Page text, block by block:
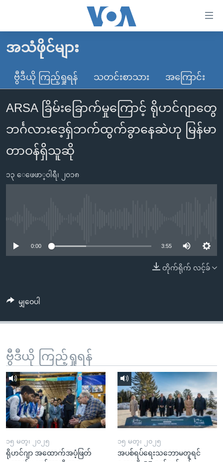
လွယ်ကူ
သည့်
များ
ပင်မ
အကြောင်းအရာ
ကျော်
ကြည့်
ရှာဖွေ
နေရာ
သို့
ကျော်
ရန်
မူလစာမျက်နှာ
မြန်မာ
ကမ္ဘာ့သတင်းများ
နိုင်ငံတကာ
အမေရိကန်
တရုတ်
အစ္စရေး-ပါလက်စတိုင်း
ဗွီဒီယို
သတင်းလွတ်လပ်ခွင့်
ရပ်ဝန်းတခု လမ်းတခု အလွန်
အင်္ဂလိပ်စာလေ့လာမယ်
အမေရိကန်သုံးအီဒီယံ
အပတ်စဉ်ကဏ္ဍများ
အသံဖိုင်များ
ဗွီဒီယို ကြည့်ရှုရန် သတင်းစာသား အကြောင်း
ARSA ခြိမ်းခြောက်မှုကြောင့် ရိုဟင်ဂျာတွေ
ဘင်္ဂလားဒေ့ရှ်ဘက်ထွက်ခွာနေဆဲဟု မြန်မာ
တာဝန်ရှိသူဆို
၁၃ ေဖေဖာ္၀ါရီ၊ ၂၀၁၈
0:00 3:55
တိုက်ရိုက် လင့်ခ်
မျှဝေပါ
ဗွီဒီယို ကြည့်ရှုရန်
၁၅ မတ္၊ ၂၀၂၅
ရိုဟင်ဂျာ အထောက်အပံ့ဖြတ်
၁၅ မတ္၊ ၂၀၂၅
အပစ်ရပ်ရေးသဘောမတူရင်